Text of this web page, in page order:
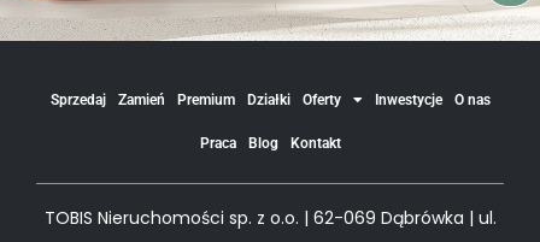
Sprzedaj Zamień Premium Działki Oferty Inwestycje O nas
Praca Blog Kontakt
TOBIS Nieruchomości sp. z o.o. | 62-069 Dąbrówka | ul.